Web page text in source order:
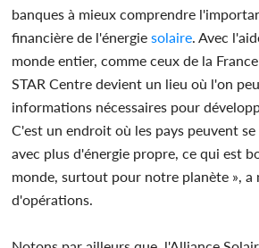
banques à mieux comprendre
financière de l'énergie solaire . Avec
monde entier, comme ceux de la
STAR Centre devient un lieu où l'on
informations nécessaires pour
C'est un endroit où les pays peuvent
avec plus d'énergie propre, ce qui est
monde, surtout pour notre planète », a
d'opérations.